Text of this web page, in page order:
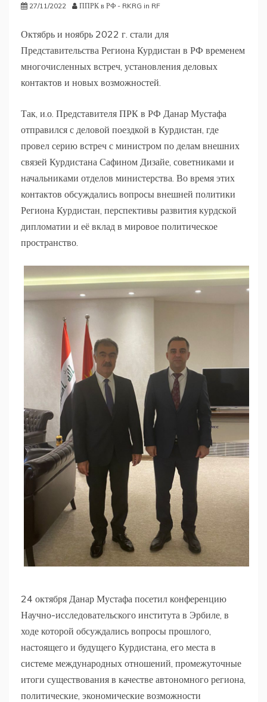
27/11/2022 ППРК в РФ - RKRG in RF
Октябрь и ноябрь 2022 г. стали для
Представительства Региона Курдистан в РФ временем
многочисленных встреч, установления деловых
контактов и новых возможностей.
Так, и.о. Представителя ПРК в РФ Данар Мустафа
отправился с деловой поездкой в Курдистан, где
провел серию встреч с министром по делам внешних
связей Курдистана Сафином Дизайе, советниками и
начальниками отделов министерства. Во время этих
контактов обсуждались вопросы внешней политики
Региона Курдистан, перспективы развития курдской
дипломатии и её вклад в мировое политическое
пространство.
24 октября Данар Мустафа посетил конференцию
Научно-исследовательского института в Эрбиле, в
ходе которой обсуждались вопросы прошлого,
настоящего и будущего Курдистана, его места в
системе международных отношений, промежуточные
итоги существования в качестве автономного региона,
политические, экономические возможности